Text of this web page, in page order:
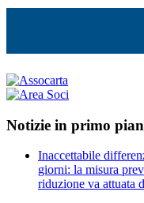
Notizie in primo
Inaccettabile
giorni: la misura
riduzione va attuata